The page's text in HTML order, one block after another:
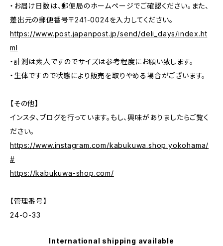
・お届け日数は、郵便局のホームページでご確認ください。また、
差出元の郵便番号〒241-0024を入力してください。
https://www.post.japanpost.jp/send/deli_days/index.ht
ml
・計測は素人ですのでサイズは参考程度にお願い致します。
・生体ですので状態により販売を取りやめる場合がございます。
【その他】
インスタ、ブログを行っています。もし、興味がありましたらご覧く
ださい。
https://www.instagram.com/kabukuwa.shop.yokohama/
#
https://kabukuwa-shop.com/
【管理番号】
24-O-33
International shipping available